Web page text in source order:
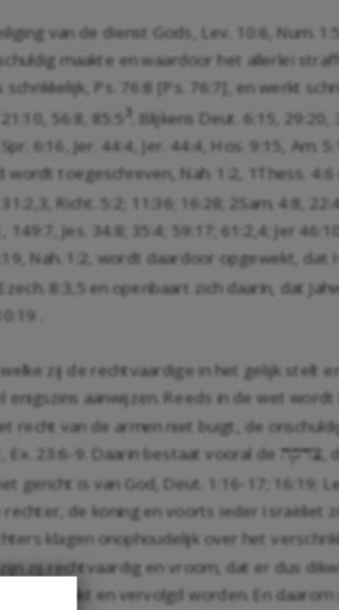
van de dienst Gods, Lev. 10:6 Num.
maakte en waardoor het allerlei
Ps. 76:8 [Ps. 76:7], en werkt
56:8 85:5 3 . BlijkensDeut. 6:15 29:20
Spr. 6:16 Jer. 44:4 Jer. 44:4 Hos. 9:15 Am.
wordt toegeschreven, Nah. 1:2 1Thess. 4:6
3 ,Richt. 5:2 11:36 16:28 2Sam. 4:8
149:7 Jes. 34:8 35:4 59:17 ;61:2 4 ;Jer
Nah. 1:2 , wordt daardoor opgewekt, dat
8:3 5 en openbaart zich daarin, dat
zij de rechtvaardige in het gelijk stelt
aanwijzen. Reeds in de wet
recht van de armen niet buigt, de
Ex. 23:6-9 . Daarin bestaat vooral de hqdu,
gericht is van God,Deut. 1:16-17 16:19
rechter, de koning en voorts ieder Israëliet
klagen onophoudelijk over het
zij rechtvaardig en vroom, dat er dus
en vervolgd worden. En daarom